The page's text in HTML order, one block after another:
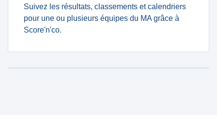
Suivez les résultats, classements et calendriers
pour une ou plusieurs équipes du MA grâce à
Score'n'co.